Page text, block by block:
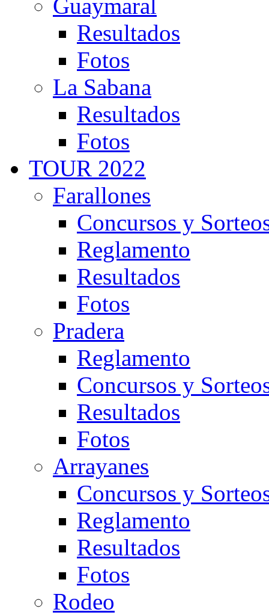
Guaymaral
Resultados
Fotos
La Sabana
Resultados
Fotos
TOUR 2022
Farallones
Concursos y
Reglamento
Resultados
Fotos
Pradera
Reglamento
Concursos y
Resultados
Fotos
Arrayanes
Concursos y
Reglamento
Resultados
Fotos
Rodeo